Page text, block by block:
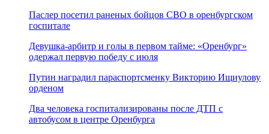
Паслер посетил раненых бойцов СВО в оренбургском
госпитале
Девушка-арбитр и голы в первом тайме: «Оренбург»
одержал первую победу с июля
Путин наградил параспортсменку Викторию Ищиулову
орденом
Два человека госпитализированы после ДТП с
автобусом в центре Оренбурга